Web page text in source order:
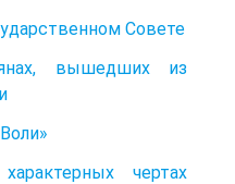
Совете
вышедших из
чертах